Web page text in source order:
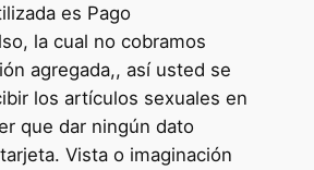
es Pago
la cual no cobramos
agregada,, así usted se
los artículos sexuales en
que dar ningún dato
Vista o imaginación